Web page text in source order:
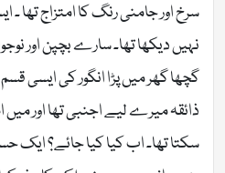
سرخ اور جامنی رنگ کا امتزاج تھا ۔
نہیں دیکھا تھا۔ سارے بچپن اور
گچھا گھر میں پڑا انگور کی ایسی قسم
ذائقہ میرے لیے اجنبی تھا اور
سکتا تھا۔ اب کیا کیا جائے؟ ایک